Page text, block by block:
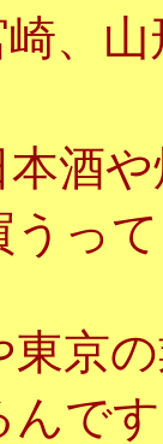
、
酒
うっ
京
で